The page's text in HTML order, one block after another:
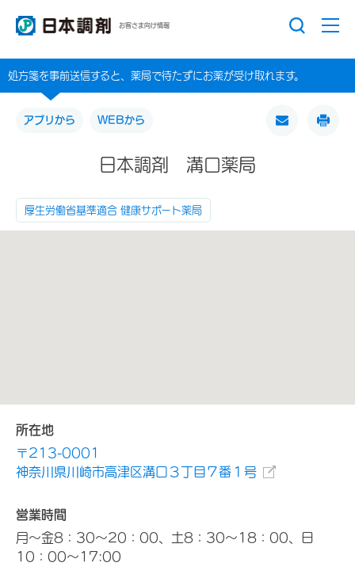
お客さま向け情報
処方箋を事前送信すると、薬局で待たずにお薬が受け取れます。
アプリから WEBから
日本調剤 溝口薬局
厚生労働省基準適合 健康サポート薬局
所在地
〒213-0001
神奈川県川崎市高津区溝口３丁目７番１号
営業時間
月～金8：30～20：00、土8：30～18：00、日
10：00～17:00